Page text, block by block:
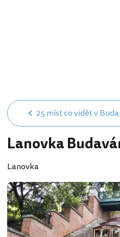
25 míst co vidět v
Lanovka
Lanovka